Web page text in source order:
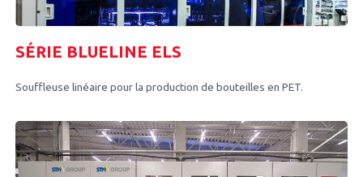
SÉRIE BLUELINE ELS
Souffleuse linéaire pour la production de bouteilles en PET.